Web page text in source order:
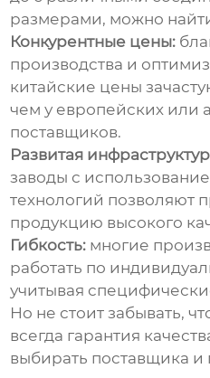
размерами, можно
Конкурентные цены:
производства и
китайские цены
чем у европейских или
поставщиков.
Развитая
заводы с
технологий позволяют
продукцию высокого
Гибкость: многие
работать по
учитывая
Но не стоит забывать,
всегда гарантия
выбирать поставщика